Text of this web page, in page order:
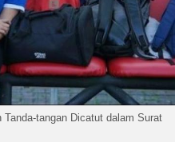
tangan Dicatut dalam Surat